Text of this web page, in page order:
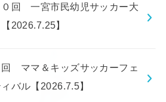
０回 一宮市民幼児サッカー大
2026.7.25】
ママ＆キッズサッカーフェ
バル【2026.7.5】